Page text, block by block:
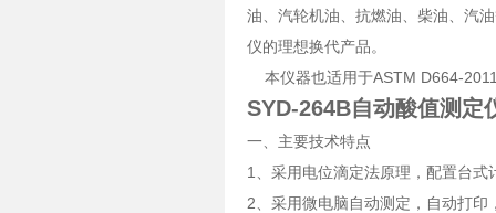
油、汽轮机油、抗燃油、柴油、汽
仪的理想换代产品。
本仪器也适用于ASTM D664-
SYD-264B自动酸值测定
一、主要技术特点
1、采用电位滴定法原理，配置台
2、采用微电脑自动测定，自动打